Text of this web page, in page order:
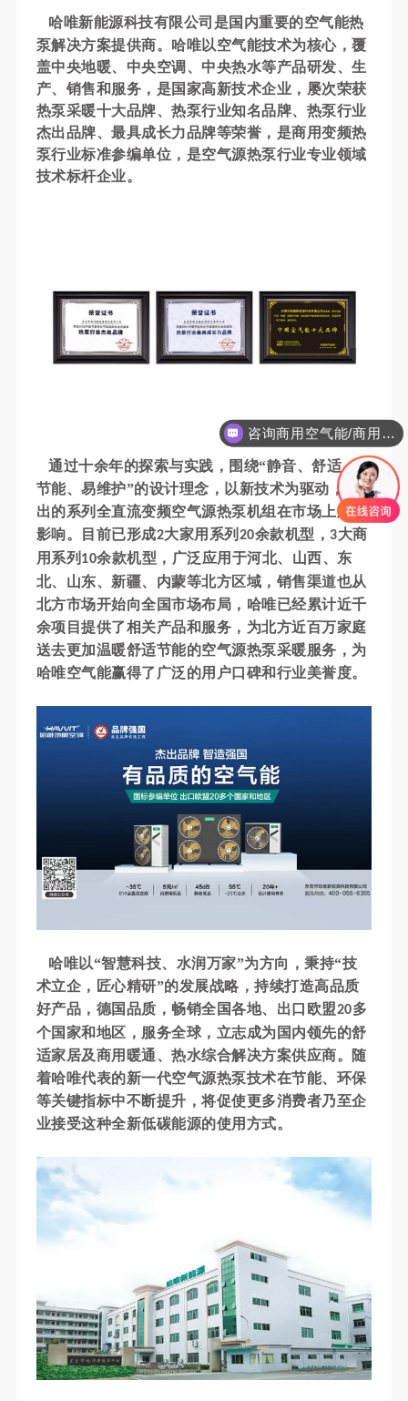
哈唯新能源科技有限公司是国内重要的空气能热
泵解决方案提供商。哈唯以空气能技术为核心，覆
盖中央地暖、中央空调、中央热水等产品研发、生
产、销售和服务，是国家高新技术企业，屡次荣获
热泵采暖十大品牌、热泵行业知名品牌、热泵行业
杰出品牌、最具成长力品牌等荣誉，是商用变频热
泵行业标准参编单位，是空气源热泵行业专业领域
技术标杆企业。
通过十余年的探索与实践，围绕“静音、舒适、
节能、易维护”的设计理念，以新技术为驱动，
推
出的系列全直流变频空气源热泵机组在市场上颇具
影响。 目前已形成2大家用系列 20余款机型，3大商
用系列 10余款机型 ，广泛应用于河北、山西、东
北、山东、新疆、内蒙等北方区域，销售渠道也从
北方市场开始向全国市场布局，哈唯已经累计近千
余项目提供了相关产品和服务，为北方近百万家庭
送去更加温暖舒适节能的空气源热泵采暖服务，为
哈唯空气能赢得了广泛的用户口碑和行业美誉度。
哈唯以“智慧科技、水润万家”为方向，秉持“技
术立企，匠心精研”的发展战略，持续打造高品质
好产品，德国品质，畅销全国各地、出口欧盟20多
个国家和地区，服务全球，立志成为国内领先的舒
适家居及商用暖通、热水综合解决方案供应商。 随
着哈唯代表的新一代空气源热泵技术在节能、环保
等关键指标中不断提升，将促使更多消费者乃至企
业接受这种全新低碳能源的使用方式。
咨询商用空气能/商用工程项目